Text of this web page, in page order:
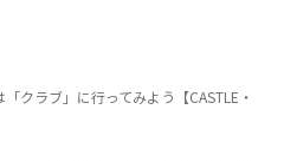
クラブ」に行ってみよう【CASTLE・